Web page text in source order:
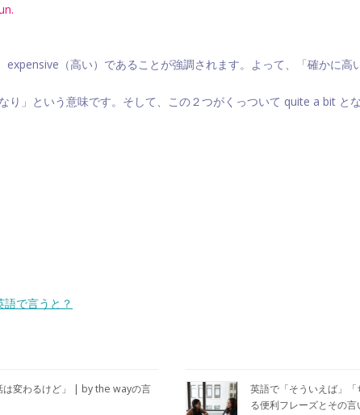
（高い）であることが強調されます。よって、「確かに高
」という意味です。そして、この２つがくっついて quite a bit と
で言うと？
変わるけど」 | by the wayの言
英語で「そういえば」
る便利フレーズとその言